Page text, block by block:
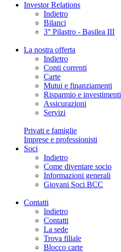
Investor Relations
Indietro
Bilanci
3° Pilastro - Basilea III
La nostra offerta
Indietro
Conti correnti
Carte
Mutui e finanziamenti
Risparmio e investimenti
Assicurazioni
Servizi
Privati e famiglie
Imprese e professionisti
Soci
Indietro
Come diventare socio
Informazioni generali
Giovani Soci BCC
Contatti
Indietro
Contatti
La sede
Trova filiale
Blocco carte